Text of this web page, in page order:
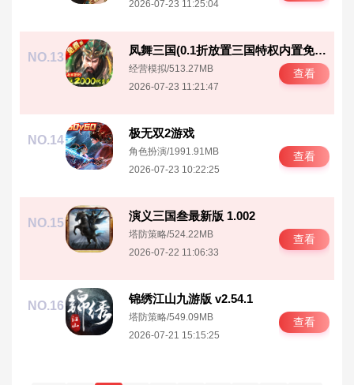
2026-07-23 11:25:04
NO.13
凤舞三国(0.1折放置三国特权内置免费版) v1.0.2
经营模拟/513.27MB
2026-07-23 11:21:47
查看
NO.14
极无双2游戏
角色扮演/1991.91MB
2026-07-23 10:22:25
查看
NO.15
演义三国叁最新版 1.002
塔防策略/524.22MB
2026-07-22 11:06:33
查看
NO.16
锦绣江山九游版 v2.54.1
塔防策略/549.09MB
2026-07-21 15:15:25
查看